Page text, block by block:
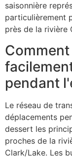
saisonnière
particulièrement
près de la rivière
pendant
Le réseau de
déplacements
dessert les
proches de la
Clark/Lake. Les